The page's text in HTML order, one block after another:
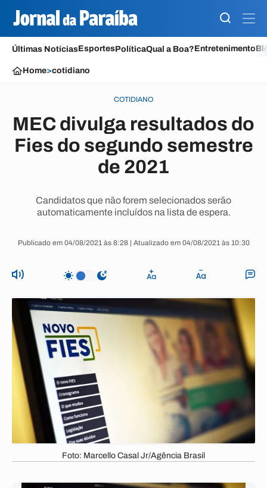
Últimas NotíciasEsportesPolíticaQual a Boa?Entretenimento
Home>cotidiano
COTIDIANO
MEC divulga resultados do
Fies do segundo semestre
de 2021
Candidatos que não forem selecionados serão
automaticamente incluídos na lista de espera.
Publicado em 04/08/2021 às 8:28 | Atualizado em 04/08/2021 às 10:30
Foto: Marcello Casal Jr/Agência Brasil